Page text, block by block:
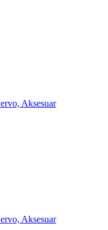
Aksesuar
Aksesuar